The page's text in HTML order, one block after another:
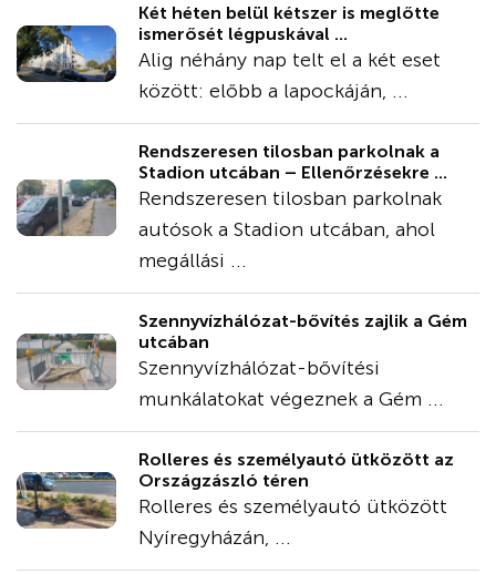
Két héten belül kétszer is meglőtte
ismerősét légpuskával ...
Alig néhány nap telt el a két eset
között: előbb a lapockáján, ...
Rendszeresen tilosban parkolnak a
Stadion utcában – Ellenőrzésekre ...
Rendszeresen tilosban parkolnak
autósok a Stadion utcában, ahol
megállási ...
Szennyvízhálózat-bővítés zajlik a Gém
utcában
Szennyvízhálózat-bővítési
munkálatokat végeznek a Gém ...
Rolleres és személyautó ütközött az
Országzászló téren
Rolleres és személyautó ütközött
Nyíregyházán, ...